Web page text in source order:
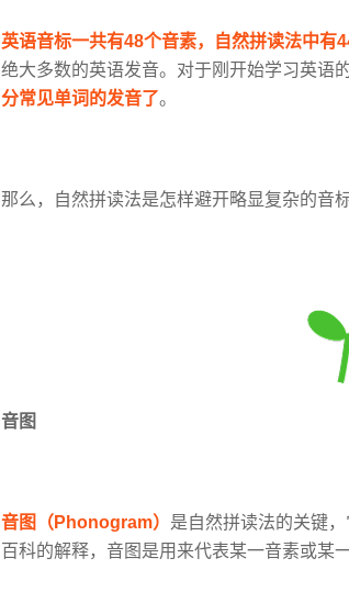
英语音标一共有48个音素，自然拼读法中有
绝大多数的英语发音。对于刚开始学习英语
分常见单词的发音了。
那么，自然拼读法是怎样避开略显复杂的音
音图
音图（Phonogram） 是自然拼读法的关键，
百科的解释，音图是用来代表某一音素或某